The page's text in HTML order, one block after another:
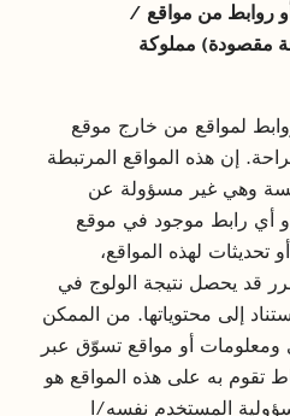
روابط من مواقع /
مملوكة
لمواقع من خارج موقع
إن هذه المواقع المرتبطة
وهي غير مسؤولة عن
أي رابط موجود في موقع
تحديثات لهذه المواقع،
قد يحصل نتيجة الولوج في
إلى محتوياتها. من الممكن
أو مواقع تسوّق عبر
تقوم به على هذه المواقع هو
المستخدِم نفسه/ا